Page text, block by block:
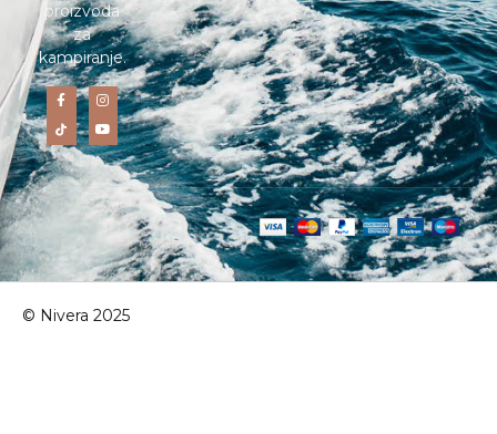
proizvoda
za
kampiranje.
© Nivera 2025